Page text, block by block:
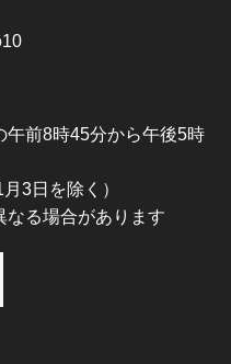
午前8時45分から午後5時
3日を除く）
る場合があります